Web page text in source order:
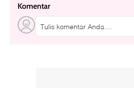
Komentar
Tulis komentar Anda....